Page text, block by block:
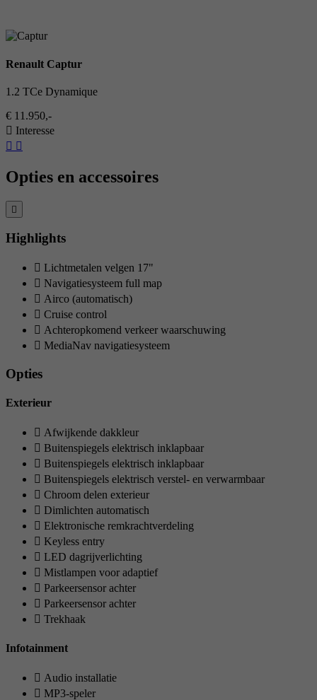
Renault Captur
1.2 TCe Dynamique
€ 11.950,-
Interesse
Opties en accessoires
Highlights
Lichtmetalen velgen 17"
Navigatiesysteem full map
Airco (automatisch)
Cruise control
Achteropkomend verkeer waarschuwing
MediaNav navigatiesysteem
Opties
Exterieur
Afwijkende dakkleur
Buitenspiegels elektrisch inklapbaar
Buitenspiegels elektrisch inklapbaar
Buitenspiegels elektrisch verstel- en verwarmbaar
Chroom delen exterieur
Dimlichten automatisch
Elektronische remkrachtverdeling
Keyless entry
LED dagrijverlichting
Mistlampen voor adaptief
Parkeersensor achter
Parkeersensor achter
Trekhaak
Infotainment
Audio installatie
MP3-speler